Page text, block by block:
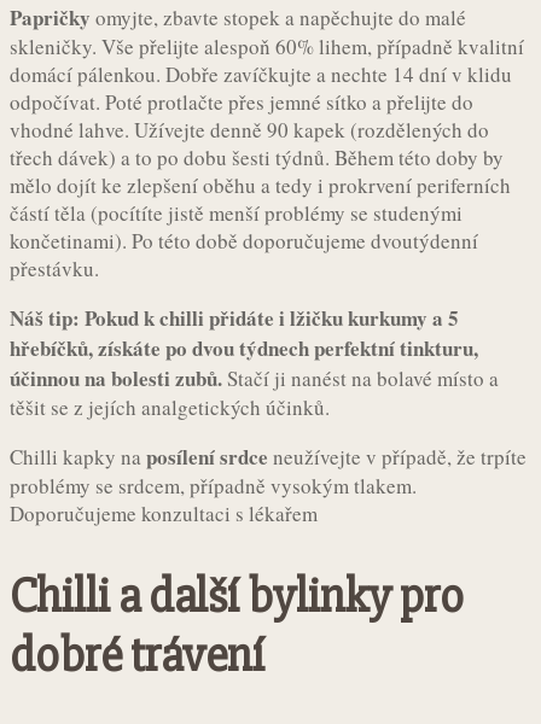
Papričky omyjte, zbavte stopek a napěchujte do malé
skleničky. Vše přelijte alespoň 60% lihem, případně kvalitní
domácí pálenkou. Dobře zavíčkujte a nechte 14 dní v klidu
odpočívat. Poté protlačte přes jemné sítko a přelijte do
vhodné lahve. Užívejte denně 90 kapek (rozdělených do
třech dávek) a to po dobu šesti týdnů. Během této doby by
mělo dojít ke zlepšení oběhu a tedy i prokrvení periferních
částí těla (pocítíte jistě menší problémy se studenými
končetinami). Po této době doporučujeme dvoutýdenní
přestávku.
Náš tip: Pokud k chilli přidáte i lžičku kurkumy a 5
hřebíčků, získáte po dvou týdnech perfektní tinkturu,
účinnou na bolesti zubů.Stačí ji nanést na bolavé místo a
těšit se z jejích analgetických účinků.
Chilli kapky naposílení srdce neužívejte v případě, že trpíte
problémy se srdcem, případně vysokým tlakem.
Doporučujeme konzultaci s lékařem
Chilli a další bylinky pro
dobré trávení